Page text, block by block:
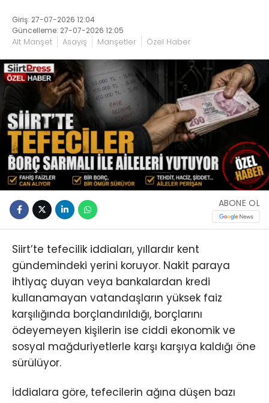
Giriş: 27-07-2026 12:04
Güncelleme: 27-07-2026 12:05
Alt Manşet Asayiş Manşetler Özel Haber
ABONE OL
Siirt’te tefecilik iddiaları, yıllardır kent
gündemindeki yerini koruyor. Nakit paraya
ihtiyaç duyan veya bankalardan kredi
kullanamayan vatandaşların yüksek faiz
karşılığında borçlandırıldığı, borçlarını
ödeyemeyen kişilerin ise ciddi ekonomik ve
sosyal mağduriyetlerle karşı karşıya kaldığı öne
sürülüyor.
İddialara göre, tefecilerin ağına düşen bazı